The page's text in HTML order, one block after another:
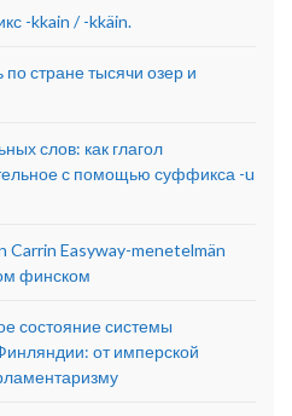
-kkain / -kkäin.
стране тысячи озер и
слов: как глагол
с помощью суффикса -u
Carrin Easyway-menetelmän
финском
состояние системы
от имперской